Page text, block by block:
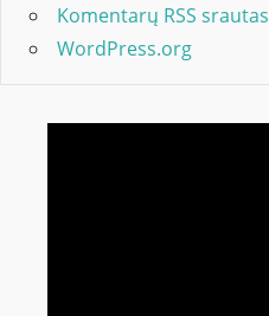
Komentarų RSS srautas
WordPress.org